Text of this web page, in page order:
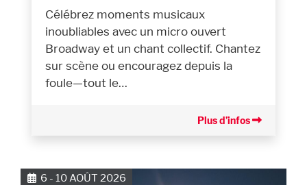
Célébrez moments musicaux
inoubliables avec un micro ouvert
Broadway et un chant collectif. Chantez
sur scène ou encouragez depuis la
foule—tout le…
Plus d’infos
6 - 10 AOÛT 2026